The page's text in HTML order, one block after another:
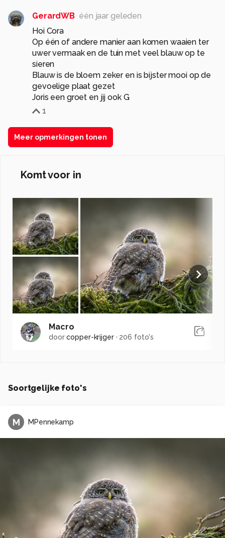
GerardWB één jaar geleden
Hoi Cora
Op één of andere manier aan komen waaien ter
uwer vermaak en de tuin met veel blauw op te
sieren
Blauw is de bloem zeker en is bijster mooi op de
gevoelige plaat gezet
Joris een groet en jij ook G
1
Meer opmerkingen tonen
Komt voor in
Macro
doorcopper-krijger· 206 foto's
Soortgelijke foto's
M MPennekamp